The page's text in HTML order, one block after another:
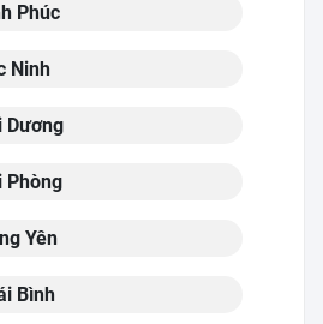
Phúc
Ninh
Dương
Phòng
Yên
Bình